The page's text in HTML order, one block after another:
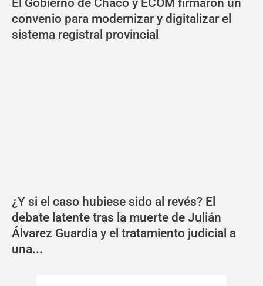
El Gobierno de Chaco y ECOM firmaron un
convenio para modernizar y digitalizar el
sistema registral provincial
¿Y si el caso hubiese sido al revés? El
debate latente tras la muerte de Julián
Álvarez Guardia y el tratamiento judicial a
una...